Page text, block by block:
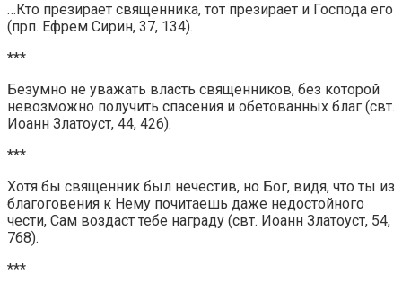
…Кто презирает священника, тот презирает и Господа его
(прп. Ефрем Сирин, 37, 134).
***
Безумно не уважать власть священников, без которой
невозможно получить спасения и обетованных благ (свт.
Иоанн Златоуст, 44, 426).
***
Хотя бы священник был нечестив, но Бог, видя, что ты из
благоговения к Нему почитаешь даже недостойного
чести, Сам воздаст тебе награду (свт. Иоанн Златоуст, 54,
768).
***